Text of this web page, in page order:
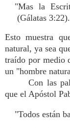
"Mas la
(Gálatas 3:22).
Esto muestra
natural, ya sea
traído por medio
un "hombre
Con las
que el Apóstol
"Todos están